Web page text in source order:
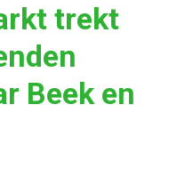
trekt
Beek en